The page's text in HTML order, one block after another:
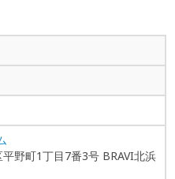
野町1丁目7番3号 BRAVI北浜